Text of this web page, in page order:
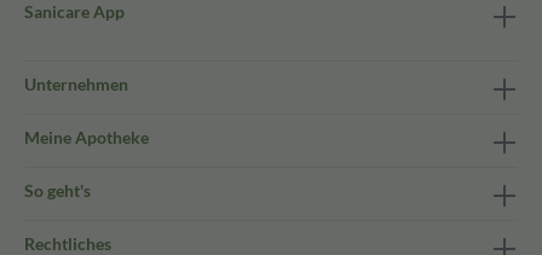
Sanicare App
Unternehmen
Meine Apotheke
So geht's
Rechtliches